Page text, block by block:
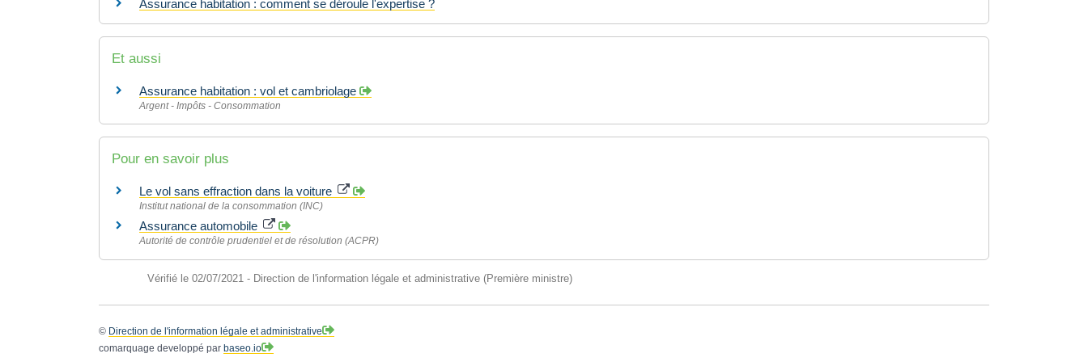
Vérifié le 02/07/2021 - Direction de l'information légale et administrative (Première ministre)
Assurance habitation : comment se déroule l'expertise ?
Et aussi
Assurance habitation : vol et cambriolage
Argent - Impôts - Consommation
Pour en savoir plus
Le vol sans effraction dans la voiture
Institut national de la consommation (INC)
Assurance automobile
Autorité de contrôle prudentiel et de résolution (ACPR)
© Direction de l'information légale et administrative
comarquage developpé par baseo.io